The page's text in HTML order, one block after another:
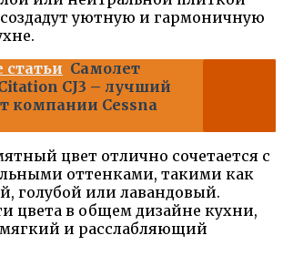
уютную и гармоничную
Самолет
CJ3 – лучший
компании Cessna
цвет отлично сочетается с
оттенками, такими как
голубой или лавандовый.
цвета в общем дизайне кухни,
мягкий и расслабляющий